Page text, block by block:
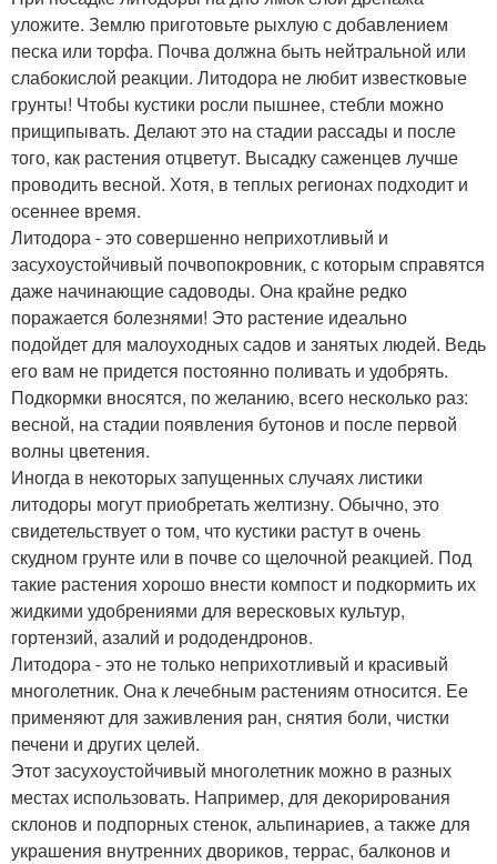
уложите. Землю приготовьте рыхлую с добавлением
песка или торфа. Почва должна быть нейтральной или
слабокислой реакции. Литодора не любит известковые
грунты! Чтобы кустики росли пышнее, стебли можно
прищипывать. Делают это на стадии рассады и после
того, как растения отцветут. Высадку саженцев лучше
проводить весной. Хотя, в теплых регионах подходит и
осеннее время.
Литодора - это совершенно неприхотливый и
засухоустойчивый почвопокровник, с которым справятся
даже начинающие садоводы. Она крайне редко
поражается болезнями! Это растение идеально
подойдет для малоуходных садов и занятых людей. Ведь
его вам не придется постоянно поливать и удобрять.
Подкормки вносятся, по желанию, всего несколько раз:
весной, на стадии появления бутонов и после первой
волны цветения.
Иногда в некоторых запущенных случаях листики
литодоры могут приобретать желтизну. Обычно, это
свидетельствует о том, что кустики растут в очень
скудном грунте или в почве со щелочной реакцией. Под
такие растения хорошо внести компост и подкормить их
жидкими удобрениями для вересковых культур,
гортензий, азалий и рододендронов.
Литодора - это не только неприхотливый и красивый
многолетник. Она к лечебным растениям относится. Ее
применяют для заживления ран, снятия боли, чистки
печени и других целей.
Этот засухоустойчивый многолетник можно в разных
местах использовать. Например, для декорирования
склонов и подпорных стенок, альпинариев, а также для
украшения внутренних двориков, террас, балконов и